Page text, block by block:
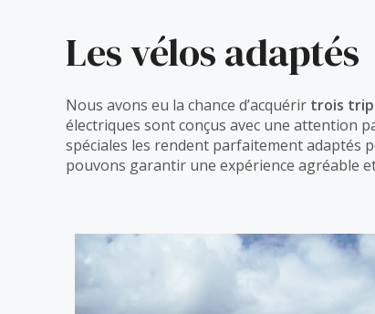
Les vélos adaptés
Nous avons eu la chance d’acquérir trois
électriques sont conçus avec une attention
spéciales les rendent parfaitement adaptés
pouvons garantir une expérience agréable